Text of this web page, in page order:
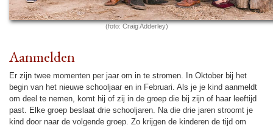
(foto: Craig Adderley)
Aanmel­den
Er zijn twee momenten per jaar om in te stromen. In Oktober bij het
begin van het nieuwe school­jaar en in Februari. Als je je kind aanmeldt
om deel te nemen, komt hij of zij in de groep die bij zijn of haar leef­tijd
past. Elke groep beslaat drie school­ja­ren. Na die drie jaren stroomt je
kind door naar de volgende groep. Zo krijgen de kin­de­ren de tijd om